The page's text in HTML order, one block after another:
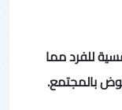
للفرد مما
بالمجتمع.